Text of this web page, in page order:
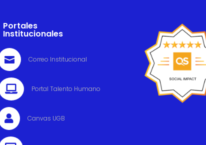
Portales
Institucionales
 Correo Institucional
 Portal Talento Humano
 Canvas UGB